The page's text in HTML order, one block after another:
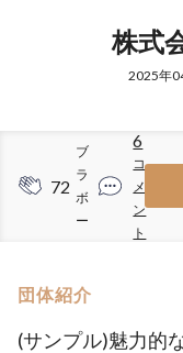
株式
2025年
72
ブ
ラ
ボ
ー
6
コ
メ
ン
ト
団体紹介
(サンプル)魅力的